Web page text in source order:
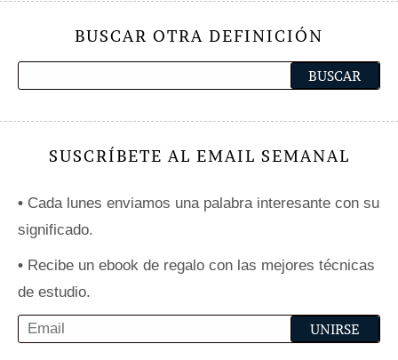
BUSCAR OTRA DEFINICIÓN
SUSCRÍBETE AL EMAIL SEMANAL
• Cada lunes enviamos una palabra interesante con su
significado.
• Recibe un ebook de regalo con las mejores técnicas
de estudio.